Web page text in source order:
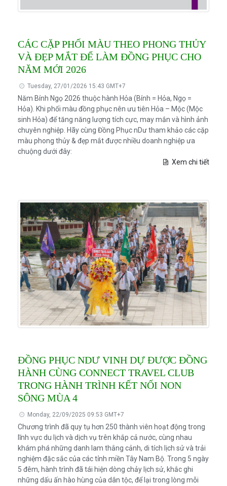
CÁC CẶP PHỐI MÀU THEO PHONG THỦY
VÀ ĐẸP MẮT ĐỂ LÀM ĐỒNG PHỤC CHO
NĂM MỚI 2026
Tuesday, 27/01/2026 15:43 GMT+7
Năm Bính Ngọ 2026 thuộc hành Hỏa (Bính = Hỏa, Ngọ =
Hỏa). Khi phối màu đồng phục nên ưu tiên Hỏa – Mộc (Mộc
sinh Hỏa) để tăng năng lượng tích cực, may mắn và hình ảnh
chuyên nghiệp. Hãy cùng Đồng Phục nDư tham khảo các cặp
màu phong thủy & đẹp mắt được nhiều doanh nghiệp ưa
chuộng dưới đây:
Xem chi tiết
ĐỒNG PHỤC NDƯ VINH DỰ ĐƯỢC ĐỒNG
HÀNH CÙNG CONNECT TRAVEL CLUB
TRONG HÀNH TRÌNH KẾT NỐI NON
SÔNG MÙA 4
Monday, 22/09/2025 09:53 GMT+7
Chương trình đã quy tụ hơn 250 thành viên hoạt động trong
lĩnh vực du lịch và dịch vụ trên khắp cả nước, cùng nhau
khám phá những danh lam thắng cảnh, di tích lịch sử và trải
nghiệm đặc sắc của các tỉnh miền Tây Nam Bộ. Trong 5 ngày
5 đêm, hành trình đã tái hiện dòng chảy lịch sử, khắc ghi
những dấu ấn hào hùng của dân tộc, để lại trong lòng mỗi